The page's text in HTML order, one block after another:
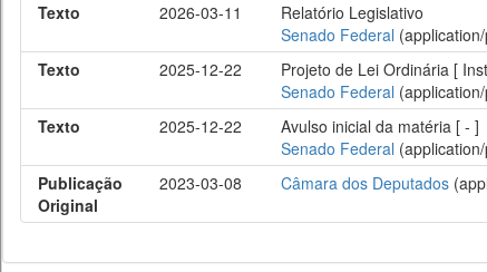
Texto
2026-03-11
Relatório Legislativo
Senado Federal
Texto
2025-12-22
Projeto de Lei Ordinária [
Senado Federal
Texto
2025-12-22
Avulso inicial da matéria [ - ]
Senado Federal
Publicação
Original
2023-03-08 Câmara dos Deputados